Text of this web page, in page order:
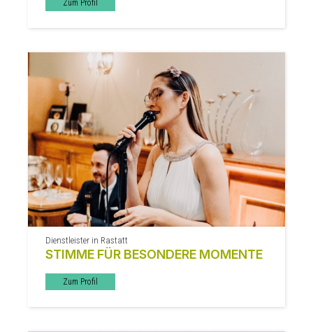
Zum Profil
Dienstleister in Rastatt
STIMME FÜR BESONDERE MOMENTE
Zum Profil